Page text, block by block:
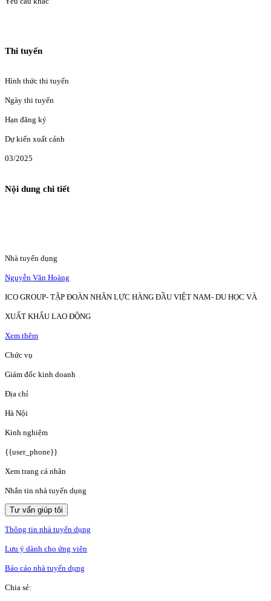
Thi tuyển
Hình thức thi tuyển
Ngày thi tuyển
Hạn đăng ký
Dự kiến xuất cảnh
03/2025
Nội dung chi tiết
Nhà tuyển dụng
Nguyễn Văn Hoàng
ICO GROUP- TẬP ĐOÀN NHÂN LỰC HÀNG ĐẦU VIỆT NAM- DU HỌC VÀ
XUẤT KHẨU LAO ĐỘNG
Xem thêm
Chức vụ
Giám đốc kinh doanh
Địa chỉ
Hà Nội
Kinh nghiệm
{{user_phone}}
Xem trang cá nhân
Nhắn tin nhà tuyển dụng
Tư vấn giúp tôi
Thông tin nhà tuyển dụng
Lưu ý dành cho ứng viên
Báo cáo nhà tuyển dụng
Chia sẻ: